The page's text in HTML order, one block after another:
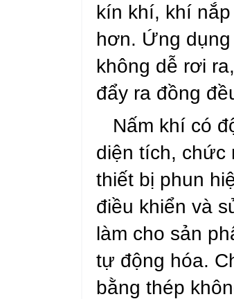
kín khí, khí
hơn. Ứng
không dễ rơi
đẩy ra đồng
Nấm khí có
diện tích, chức
thiết bị phun
điều khiển và
làm cho sản
tự động hóa.
bằng thép